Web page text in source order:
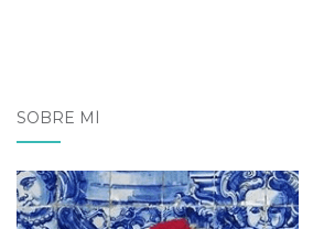
SOBRE MÍ